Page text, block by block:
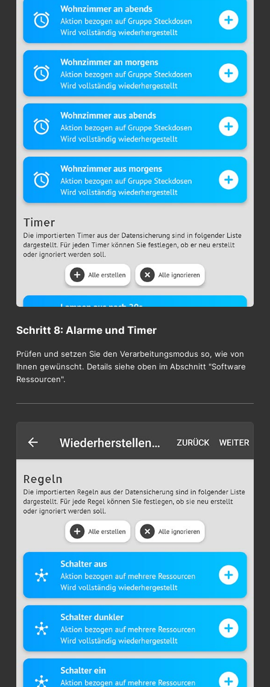
Schritt 8: Alarme und Timer
Prüfen und setzen Sie den Verarbeitungsmodus so, wie von
Ihnen gewünscht. Details siehe oben im Abschnitt "Software
Ressourcen".